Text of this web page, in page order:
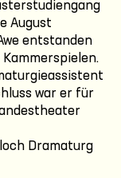
August
entstanden
war er für
Dramaturg